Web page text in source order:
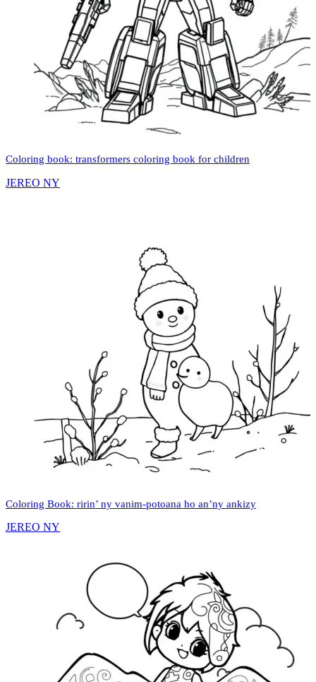
Coloring book: transformers coloring book for children
JEREO NY
Coloring Book: ririn’ ny vanim-potoana ho an’ny ankizy
JEREO NY